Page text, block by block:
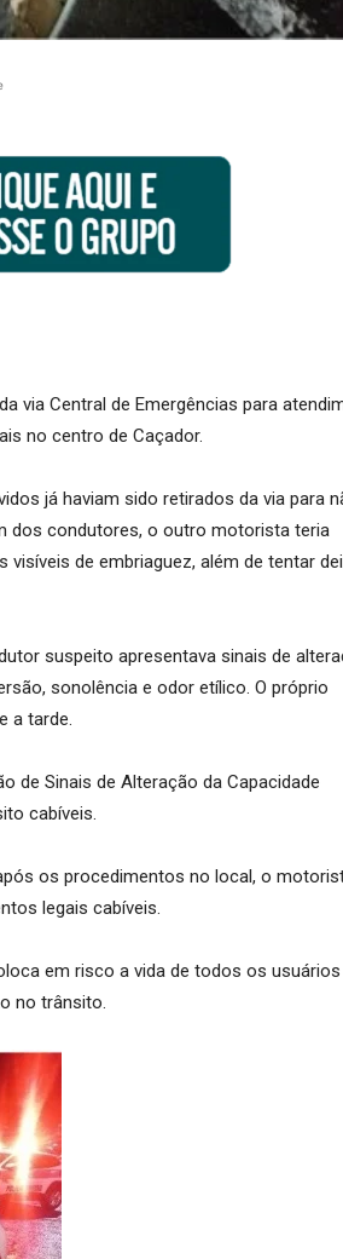
via Central de Emergências para
no centro de Caçador.
já haviam sido retirados da via para
dos condutores, o outro motorista teria
de embriaguez, além de tentar
suspeito apresentava sinais de
sonolência e odor etílico. O próprio
a tarde.
de Sinais de Alteração da Capacidade
cabíveis.
os procedimentos no local, o
legais cabíveis.
em risco a vida de todos os usuários
no trânsito.